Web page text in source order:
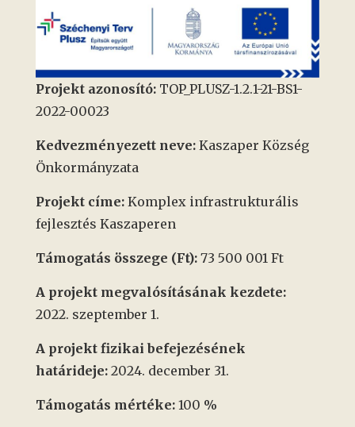
Projekt azonosító: TOP_PLUSZ-1.2.1-21-BS1-
2022-00023
Kedvezményezett neve: Kaszaper Község
Önkormányzata
Projekt címe: Komplex infrastrukturális
fejlesztés Kaszaperen
Támogatás összege (Ft): 73 500 001 Ft
A projekt megvalósításának kezdete:
2022. szeptember 1.
A projekt fizikai befejezésének
határideje: 2024. december 31.
Támogatás mértéke: 100 %